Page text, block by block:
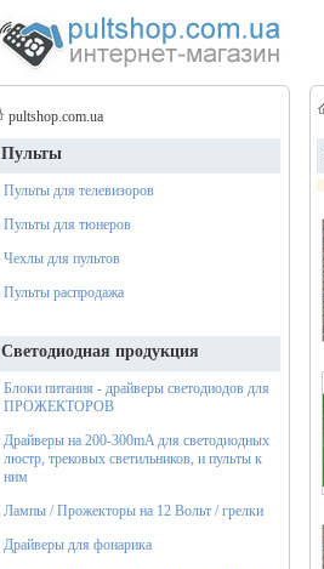
pultshop.com.ua
Пульты
Пульты для телевизоров
Пульты для тюнеров
Чехлы для пультов
Пульты распродажа
Светодиодная продукция
Блоки питания - драйверы светодиодов для
ПРОЖЕКТОРОВ
Драйверы на 200-300mA для светодиодных
люстр, трековых светильников, и пульты к
ним
Лампы / Прожекторы на 12 Вольт / грелки
Драйверы для фонарика